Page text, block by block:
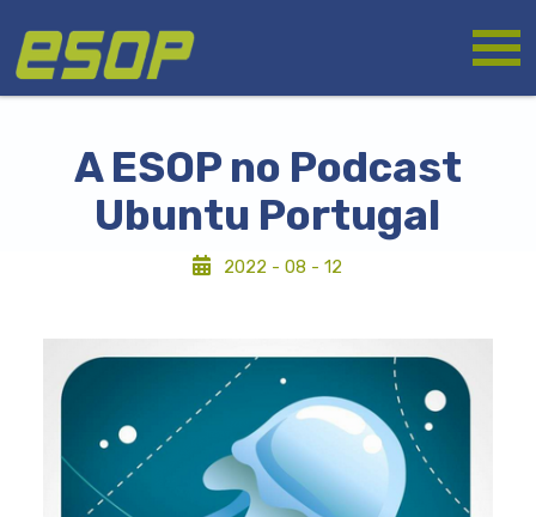
main
content
A ESOP no Podcast
Ubuntu Portugal
2022 - 08 - 12